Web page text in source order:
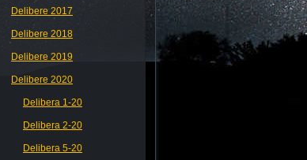
Delibere 2017
Delibere 2018
Delibere 2019
Delibere 2020
Delibera 1-20
Delibera 2-20
Delibera 5-20